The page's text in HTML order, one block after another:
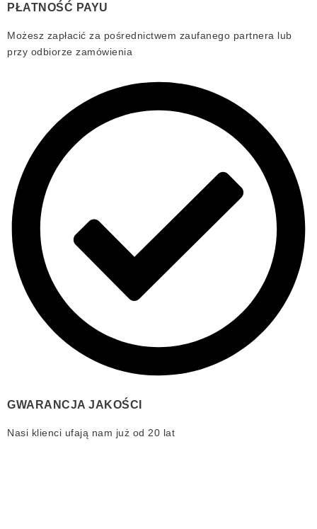
PŁATNOŚĆ PAYU
Możesz zapłacić za pośrednictwem zaufanego partnera lub
przy odbiorze zamówienia
GWARANCJA JAKOŚCI
Nasi klienci ufają nam już od 20 lat